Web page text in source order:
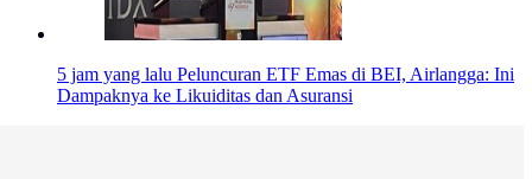
5 jam yang lalu Peluncuran ETF Emas di BEI, Airlangga: Ini
Dampaknya ke Likuiditas dan Asuransi